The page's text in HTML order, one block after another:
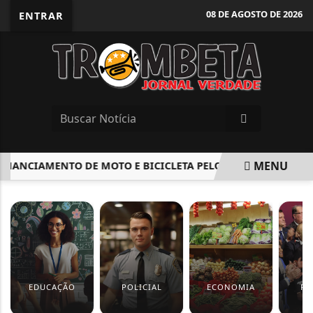
ENTRAR 08 DE AGOSTO DE 2026
DE MOTO E BICICLETA PELO MOVE BRASIL
MENU
EDUCAÇÃO POLICIAL ECONOMIA